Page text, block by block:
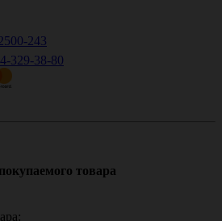
243
329-38-80
товара